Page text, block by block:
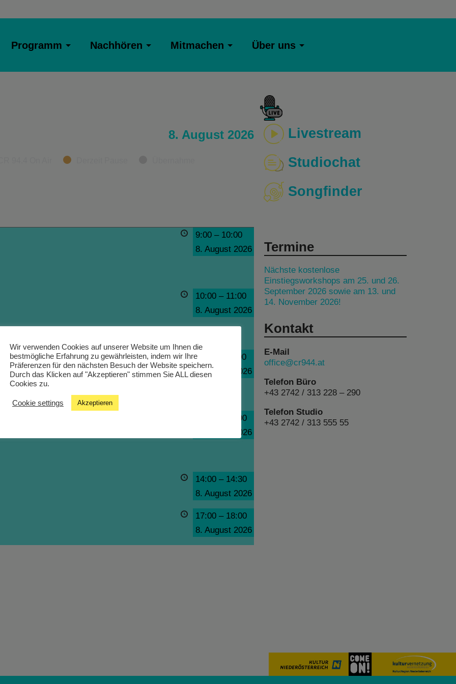
Programm Nachhören Mitmachen Über uns
8. August 2026
9:00 – 10:00
8. August 2026
10:00 – 11:00
8. August 2026
11:00
12:00
8. August 2026
13:00
8. August 2026
14:00 – 14:30
8. August 2026
17:00 – 18:00
8. August 2026
Livestream
Studiochat
Songfinder
Termine
Nächste kostenlose
Einstiegsworkshops am 25. und 26.
September 2026 sowie am 13. und
14. November 2026!
Kontakt
E-Mail
office@cr944.at
Telefon Büro
+43 2742 / 313 228 – 290
Telefon Studio
+43 2742 / 313 555 55
Wir verwenden Cookies auf unserer Website um Ihnen die
bestmögliche Erfahrung zu gewährleisten, indem wir Ihre
Präferenzen für den nächsten Besuch der Website speichern.
Durch das Klicken auf "Akzeptieren" stimmen Sie ALL diesen
Cookies zu.
Cookie settings Akzeptieren